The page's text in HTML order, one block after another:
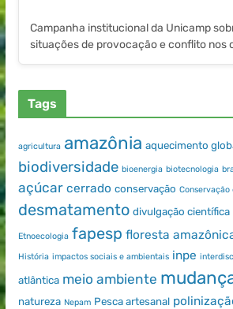
Campanha institucional da Unicamp
situações de provocação e conflito nos
Tags
agricultura amazônia aquecimento
biodiversidade bioenergia biotecnologia
açúcar cerrado conservação Conservação
desmatamento divulgação científica
Etnoecologia fapesp floresta
História impactos sociais e ambientais inpe
atlântica meio ambiente
natureza Nepam Pesca artesanal